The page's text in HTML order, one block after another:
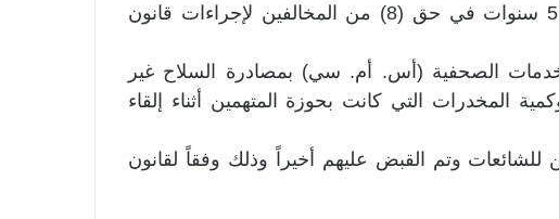
أحمد أحكاماً بالسجن تتفاوت ما بين 4 إلى 5 سنوات في حق (8) من المخالفين لإجراءات قانون
الصحفية (أس. أم. سي) بمصادرة السلاح غير
المخدرات التي كانت بحوزة المتهمين أثناء إلقاء
وتم القبض عليهم أخيراً وذلك وفقاً لقانون